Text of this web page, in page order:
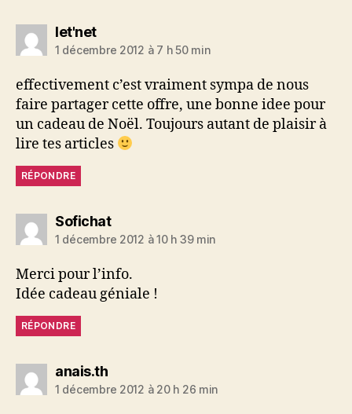
let'netdit :
1 décembre 2012 à 7 h 50 min
effectivement c’est vraiment sympa de nous
faire partager cette offre, une bonne idee pour
un cadeau de Noël. Toujours autant de plaisir à
lire tes articles
RÉPONDRE
Sofichatdit :
1 décembre 2012 à 10 h 39 min
Merci pour l’info.
Idée cadeau géniale !
RÉPONDRE
anais.thdit :
1 décembre 2012 à 20 h 26 min